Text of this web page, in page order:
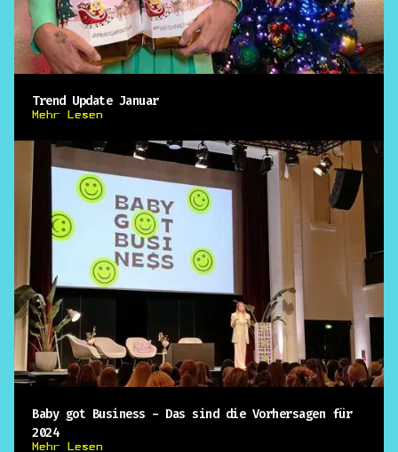
Trend Update Januar
Mehr Lesen
Baby got Business - Das sind die Vorhersagen für
2024
Mehr Lesen